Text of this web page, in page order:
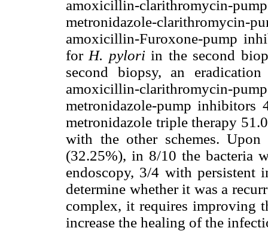
amoxicillin-
metronidazole-
amoxicillin-Furoxone-pump
for H. pylori in the second
second biopsy, an
amoxicillin-clarithromycin-
metronidazole-pump inhibitors
metronidazole triple therapy
with the other schemes.
(32.25%), in 8/10 the bacteria
endoscopy, 3/4 with persistent
determine whether it was a
complex, it requires improving
increase the healing of the